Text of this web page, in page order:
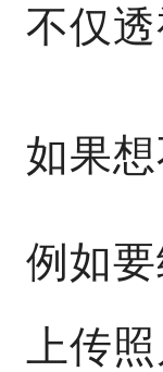
不仅
如果
例如
上传